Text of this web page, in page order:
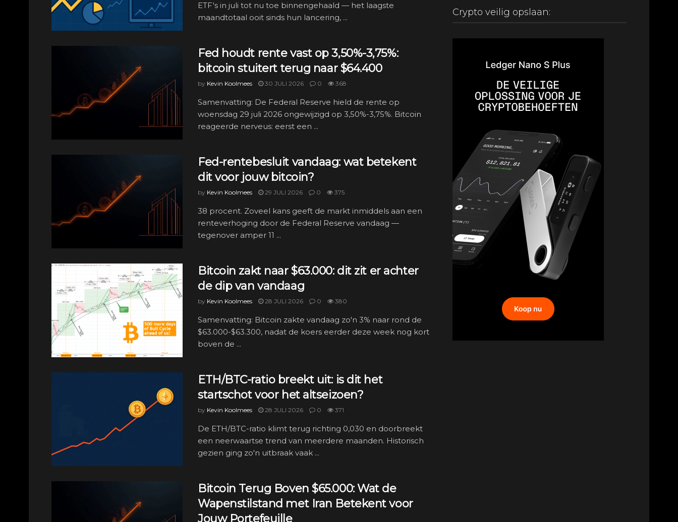
ETF's in juli tot nu toe binnengehaald — het laagste
maandtotaal ooit sinds hun lancering, ...
Fed houdt rente vast op 3,50%-3,75%:
bitcoin stuitert terug naar $64.400
by Kevin Koolmees 30 JULI 2026 0 368
Samenvatting: De Federal Reserve hield de rente op
woensdag 29 juli 2026 ongewijzigd op 3,50%-3,75%. Bitcoin
reageerde nerveus: eerst een ...
Fed-rentebesluit vandaag: wat betekent
dit voor jouw bitcoin?
by Kevin Koolmees 29 JULI 2026 0 375
38 procent. Zoveel kans geeft de markt inmiddels aan een
renteverhoging door de Federal Reserve vandaag —
tegenover amper 11 ...
Bitcoin zakt naar $63.000: dit zit er achter
de dip van vandaag
by Kevin Koolmees 28 JULI 2026 0 380
Samenvatting: Bitcoin zakte vandaag zo'n 3% naar rond de
$63.000-$63.300, nadat de koers eerder deze week nog kort
boven de ...
ETH/BTC-ratio breekt uit: is dit het
startschot voor het altseizoen?
by Kevin Koolmees 28 JULI 2026 0 371
De ETH/BTC-ratio klimt terug richting 0,030 en doorbreekt
een neerwaartse trend van meerdere maanden. Historisch
gezien ging zo'n uitbraak vaak ...
Bitcoin Terug Boven $65.000: Wat de
Wapenstilstand met Iran Betekent voor
Jouw Portefeuille
Crypto veilig opslaan: